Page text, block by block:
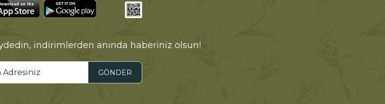
indirimlerden anında haberiniz olsun!
GÖNDER